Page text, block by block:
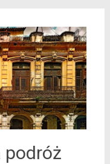
podróż